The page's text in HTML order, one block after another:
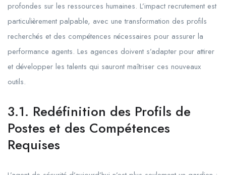
profondes sur les ressources humaines. L’impact recrutement est
particulièrement palpable, avec une transformation des profils
recherchés et des compétences nécessaires pour assurer la
performance agents. Les agences doivent s’adapter pour attirer
et développer les talents qui sauront maîtriser ces nouveaux
outils.
3.1. Redéfinition des Profils de
Postes et des Compétences
Requises